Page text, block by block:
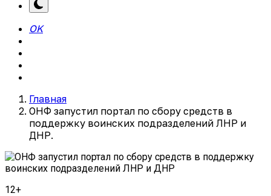
OK
Главная
ОНФ запустил портал по сбору средств в
поддержку воинских подразделений ЛНР и
ДНР.
12+